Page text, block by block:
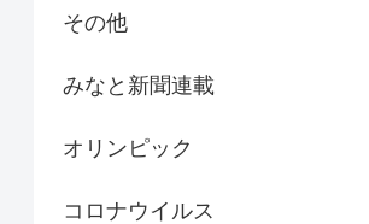
その他
みなと新聞連載
オリンピック
コロナウイルス